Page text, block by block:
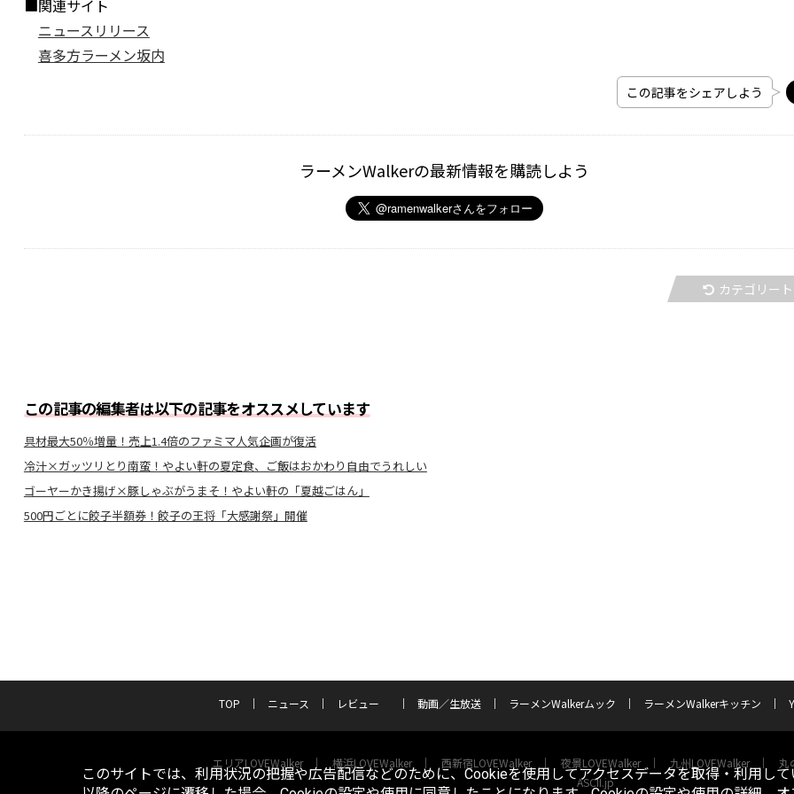
■関連サイト
ニュースリリース
喜多方ラーメン坂内
この記事をシェアしよう
ラーメンWalkerの最新情報を購読しよう
カテゴリー
この記事の編集者は以下の記事をオススメしています
具材最大50％増量！売上1.4倍のファミマ人気企画が復活
冷汁×ガッツリとり南蛮！やよい軒の夏定食、ご飯はおかわり自由でうれしい
ゴーヤーかき揚げ×豚しゃぶがうまそ！やよい軒の「夏越ごはん」
500円ごとに餃子半額券！餃子の王将「大感謝祭」開催
TOP ニュース レビュー 動画／生放送 ラーメンWalkerムック ラーメンWalkerキッチン
エリアLOVEWalker 横浜LOVEWalker 西新宿LOVEWalker 夜景LOVEWalker 九州LOVEWalker
丸
ASCII.jp
このサイトでは、利用状況の把握や広告配信などのために、Cookieを使用してアクセスデータを取得・利用して